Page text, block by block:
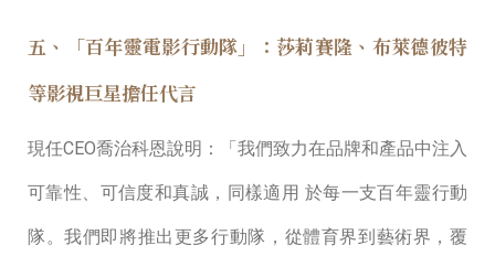
五、「百年靈電影行動隊」：莎莉賽隆、布萊德彼特
等影視巨星擔任代言
現任CEO喬治科恩說明：「我們致⼒在品牌和產品中注入
可靠性、可信度和真誠，同樣適⽤ 於每⼀⽀百年靈⾏動
隊。我們即將推出更多⾏動隊，從體育界到藝術界，覆